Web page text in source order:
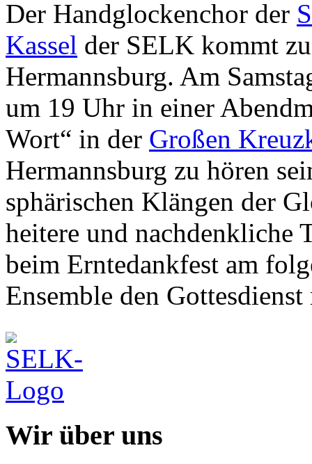
Der Handglockenchor der
Kassel der SELK kommt
Hermannsburg. Am
um 19 Uhr in einer
Wort“ in der Großen
Hermannsburg zu hören
sphärischen Klängen der
heitere und nachdenkliche
beim Erntedankfest am
Ensemble den
Wir über uns